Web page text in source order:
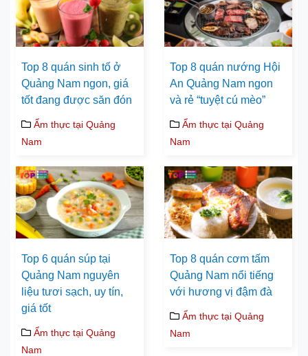
Top 8 quán sinh tố ở
Quảng Nam ngon, giá
tốt đang được săn đón
Ẩm thực tại Quảng
Nam
Top 8 quán nướng Hội
An Quảng Nam ngon
và rẻ “tuyệt cú mèo”
Ẩm thực tại Quảng
Nam
Top 6 quán súp tại
Quảng Nam nguyên
liệu tươi sạch, uy tín,
giá tốt
Ẩm thực tại Quảng
Nam
Top 8 quán cơm tấm
Quảng Nam nổi tiếng
với hương vị đậm đà
Ẩm thực tại Quảng
Nam